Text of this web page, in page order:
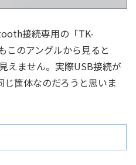
接続専用の「TK-
このアングルから見ると
えません。実際USB接続が
筺体なのだろうと思いま